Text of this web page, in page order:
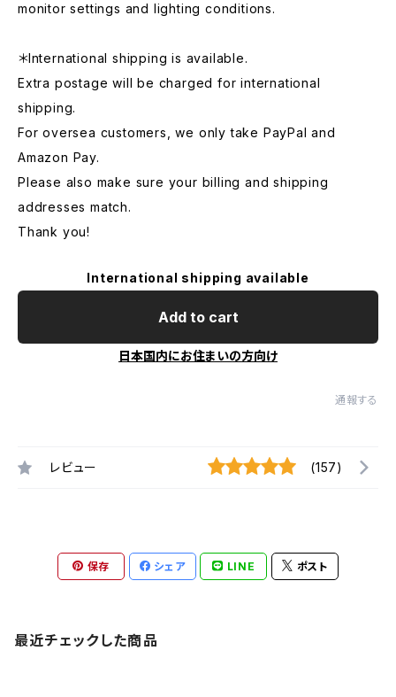
monitor settings and lighting conditions.
＊International shipping is available.
Extra postage will be charged for international
shipping.
For oversea customers, we only take PayPal and
Amazon Pay.
Please also make sure your billing and shipping
addresses match.
Thank you!
International shipping available
Add to cart
日本国内にお住まいの方向け
通報する
レビュー (157)
保存 シェア LINE ポスト
最近チェックした商品